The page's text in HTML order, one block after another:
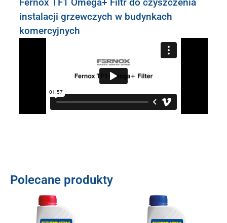
instalacji grzewczych w budynkach
komercyjnych
Polecane produkty